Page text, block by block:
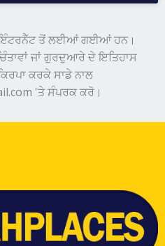
ਇੰਟਰਨੈੱਟ ਤੋਂ ਲਈਆਂ ਗਈਆਂ ਹਨ।
ਜਾਂ ਗੁਰਦੁਆਰੇ ਦੇ ਇਤਿਹਾਸ
ਕਰਕੇ ਸਾਡੇ ਨਾਲ
'ਤੇ ਸੰਪਰਕ ਕਰੋ।